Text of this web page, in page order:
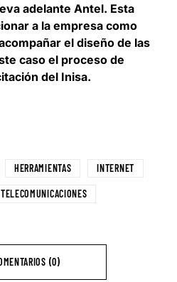
adelante Antel. Esta
a la empresa como
el diseño de las
caso el proceso de
del Inisa.
HERRAMIENTAS INTERNET
TELECOMUNICACIONES
(0)